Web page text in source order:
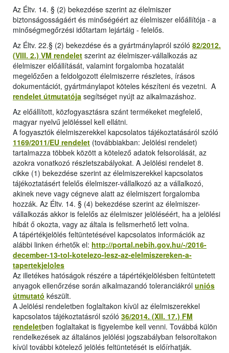
Az Éltv. 14. § (2) bekezdése szerint az élelmiszer
biztonságosságáért és minőségéért az élelmiszer előállítója - a
minőségmegőrzési időtartam lejártáig - felelős.
Az Éltv. 22.§ (2) bekezdése és a gyártmánylapról szóló 82/2012.
(VIII. 2.) VM rendelet szerint az élelmiszer-vállalkozás az
élelmiszer előállítását, valamint forgalomba hozatalát
megelőzően a feldolgozott élelmiszerre részletes, írásos
dokumentációt, gyártmánylapot köteles készíteni és vezetni. A
rendelet útmutatója segítséget nyújt az alkalmazáshoz.
Az előállított, közfogyasztásra szánt termékeket megfelelő,
magyar nyelvű jelöléssel kell ellátni.
A fogyasztók élelmiszerekkel kapcsolatos tájékoztatásáról szóló
1169/2011/EU rendelet (továbbiakban: Jelölési rendelet)
tartalmazza többek között a kötelező adatok felsorolását, az
azokra vonatkozó részletszabályokat. A Jelölési rendelet 8.
cikke (1) bekezdése szerint az élelmiszerekkel kapcsolatos
tájékoztatásért felelős élelmiszer-vállalkozó az a vállalkozó,
akinek neve vagy cégneve alatt az élelmiszert forgalomba
hozzák. Az Éltv. 14. § (4) bekezdése szerint az élelmiszer-
vállalkozás akkor is felelős az élelmiszer jelöléséért, ha a jelölési
hibát ő okozta, vagy az általa is felismerhető lett volna.
A tápértékjelölés feltüntetésével kapcsolatos információk az
alábbi linken érhetők el: http://portal.nebih.gov.hu/-/2016-
december-13-tol-kotelezo-lesz-az-elelmiszereken-a-
tapertekjeloles
Az illetékes hatóságok részére a tápértékjelölésben feltüntetett
anyagok ellenőrzése során alkalmazandó toleranciákról uniós
útmutató készült.
A Jelölési rendeletben foglaltakon kívül az élelmiszerekkel
kapcsolatos tájékoztatásról szóló 36/2014. (XII. 17.) FM
rendeletben foglaltakat is figyelembe kell venni. Továbbá külön
rendelkezések az általános jelölési jogszabályban felsoroltakon
kívül további kötelező jelölés feltüntetését is előírhatják.